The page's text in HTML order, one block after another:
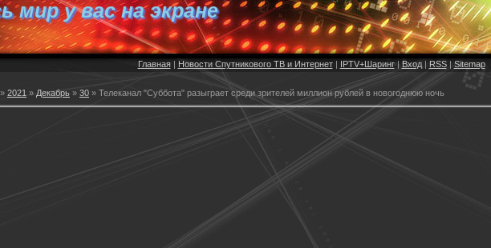
мир у вас на экране
Главная| Новости Спутникового ТВ и Интернет| IPTV+Шаринг| Вход| RSS| Sitemap
» 2021 » Декабрь » 30 » Телеканал "Суббота" разыграет среди зрителей миллион рублей в новогоднюю ночь